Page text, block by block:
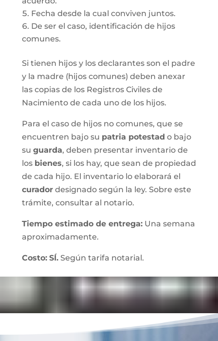
Fecha desde la cual conviven juntos.
De ser el caso, identificación de hijos
comunes.
Si tienen hijos y los declarantes son el padre
y la madre (hijos comunes) deben anexar
las copias de los Registros Civiles de
Nacimiento de cada uno de los hijos.
Para el caso de hijos no comunes, que se
encuentren bajo su patria potestad o bajo
su guarda, deben presentar inventario de
los bienes, si los hay, que sean de propiedad
de cada hijo. El inventario lo elaborará el
curadordesignado según la ley. Sobre este
trámite, consultar al notario.
Tiempo estimado de entrega:Una semana
aproximadamente.
Costo: SÍ.Según tarifa notarial.